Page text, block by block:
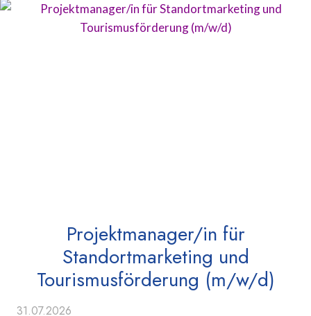
Projektmanager/in für
Standortmarketing und
Tourismusförderung (m/w/d)
31.07.2026